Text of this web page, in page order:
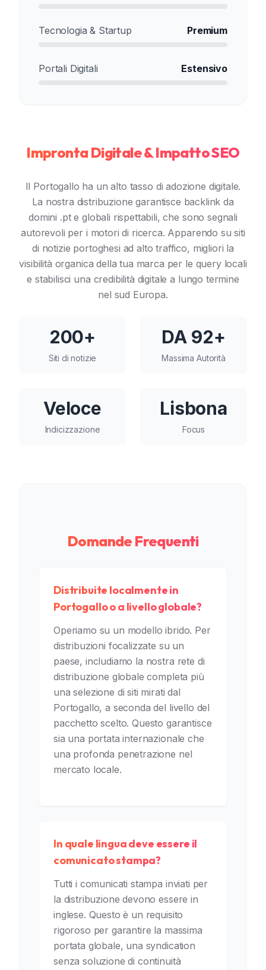
Tecnologia & Startup Premium
Portali Digitali Estensivo
Impronta Digitale & Impatto SEO
Il Portogallo ha un alto tasso di adozione digitale.
La nostra distribuzione garantisce backlink da
domini .pt e globali rispettabili, che sono segnali
autorevoli per i motori di ricerca. Apparendo su siti
di notizie portoghesi ad alto traffico, migliori la
visibilità organica della tua marca per le query locali
e stabilisci una credibilità digitale a lungo termine
nel sud Europa.
200+
Siti di notizie
DA 92+
Massima Autorità
Veloce
Indicizzazione
Lisbona
Focus
Domande Frequenti
Distribuite localmente in
Portogallo o a livello globale?
Operiamo su un modello ibrido. Per
distribuzioni focalizzate su un
paese, includiamo la nostra rete di
distribuzione globale completa più
una selezione di siti mirati dal
Portogallo, a seconda del livello del
pacchetto scelto. Questo garantisce
sia una portata internazionale che
una profonda penetrazione nel
mercato locale.
In quale lingua deve essere il
comunicato stampa?
Tutti i comunicati stampa inviati per
la distribuzione devono essere in
inglese. Questo è un requisito
rigoroso per garantire la massima
portata globale, una syndication
senza soluzione di continuità